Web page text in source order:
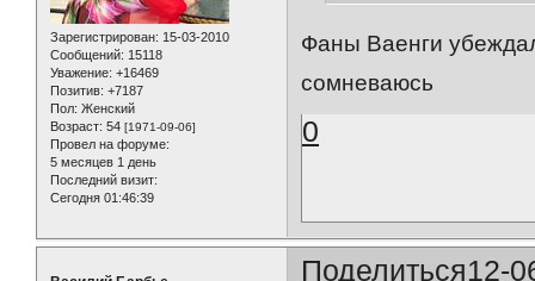
Зарегистрирован: 15-03-2010
Сообщений: 15118
Уважение: +16469
Позитив: +7187
Пол: Женский
Возраст: 54 [1971-09-06]
Провел на форуме:
5 месяцев 1 день
Последний визит:
Сегодня 01:46:39
Фаны Ваенги
сомневаюсь
0
Поделиться12-